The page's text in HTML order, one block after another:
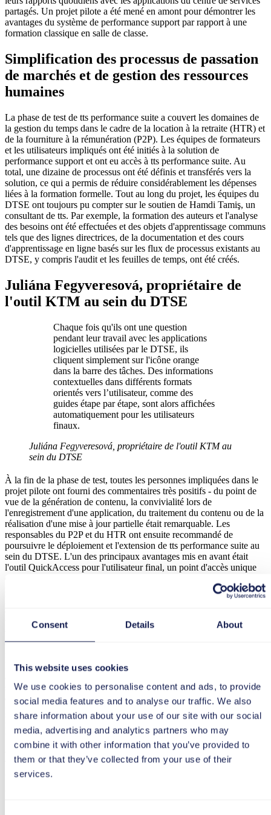
Consent Details About
This website uses cookies
We use cookies to personalise content and ads, to provide
social media features and to analyse our traffic. We also
share information about your use of our site with our social
media, advertising and analytics partners who may
combine it with other information that you’ve provided to
them or that they’ve collected from your use of their
services.
partagés. Un projet pilote a été mené en amont pour démontrer les
avantages du système de performance support par rapport à une
formation classique en salle de classe.
Simplification des processus de passation
de marchés et de gestion des ressources
humaines
La phase de test de tts performance suite a couvert les domaines de
la gestion du temps dans le cadre de la location à la retraite (HTR) et
de la fourniture à la rémunération (P2P). Les équipes de formateurs
et les utilisateurs impliqués ont été initiés à la solution de
performance support et ont eu accès à tts performance suite. Au
total, une dizaine de processus ont été définis et transférés vers la
solution, ce qui a permis de réduire considérablement les dépenses
liées à la formation formelle. Tout au long du projet, les équipes du
DTSE ont toujours pu compter sur le soutien de Hamdi Tamiş, un
consultant de tts. Par exemple, la formation des auteurs et l'analyse
des besoins ont été effectuées et des objets d'apprentissage communs
tels que des lignes directrices, de la documentation et des cours
d'apprentissage en ligne basés sur les flux de processus existants au
DTSE, y compris l'audit et les feuilles de temps, ont été créés.
Juliána Fegyveresová, propriétaire de
l'outil KTM au sein du DTSE
Chaque fois qu'ils ont une question
pendant leur travail avec les applications
logicielles utilisées par le DTSE, ils
cliquent simplement sur l'icône orange
dans la barre des tâches. Des informations
contextuelles dans différents formats
orientés vers l’utilisateur, comme des
guides étape par étape, sont alors affichées
automatiquement pour les utilisateurs
finaux.
Juliána Fegyveresová, propriétaire de l'outil KTM au
sein du DTSE
À la fin de la phase de test, toutes les personnes impliquées dans le
projet pilote ont fourni des commentaires très positifs - du point de
vue de la génération de contenu, la convivialité lors de
l'enregistrement d'une application, du traitement du contenu ou de la
réalisation d'une mise à jour partielle était remarquable. Les
responsables du P2P et du HTR ont ensuite recommandé de
poursuivre le déploiement et l'extension de tts performance suite au
sein du DTSE. L'un des principaux avantages mis en avant était
l'outil QuickAccess pour l'utilisateur final, un point d'accès unique
moment, à l'échelle de l'entreprise et en libre-service. Comme
l'explique Juliána Fegyveresová, propriétaire de l'outil KTM au sein
travail quotidien. Chaque fois qu'ils ont une question pendant leur
cliquent simplement sur l'icône orange dans la barre des tâches. Des
l’utilisateur, comme des guides étape par étape, sont alors affichées
sont donc plus seulement stockées dans la tête des gens, elles sont
également sauvegardées sur un serveur central et sont ainsi mieux
protégées contre les pertes dues à la rotation du personnel. En outre,
les nouveaux employés peuvent être plus efficacement intégrés dans
les processus et systèmes internes.
Le réservoir de connaissances s'agrandit
constamment grâce à un personnel